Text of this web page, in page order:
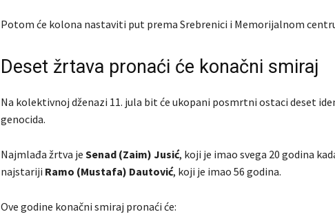
Potom će kolona nastaviti put prema Srebrenici i Memorijalnom
Deset žrtava pronaći će konačni smiraj
Na kolektivnoj dženazi 11. jula bit će ukopani posmrtni ostaci deset
genocida.
Najmlađa žrtva je Senad (Zaim) Jusić, koji je imao svega 20 godina
najstariji Ramo (Mustafa) Dautović, koji je imao 56 godina.
Ove godine konačni smiraj pronaći će: